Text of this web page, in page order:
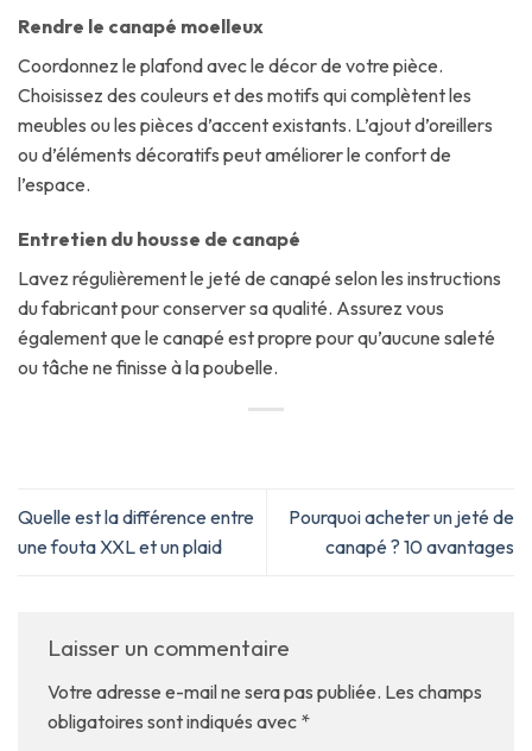
Rendre le canapé moelleux
Coordonnez le plafond avec le décor de votre pièce.
Choisissez des couleurs et des motifs qui complètent les
meubles ou les pièces d’accent existants. L’ajout d’oreillers
ou d’éléments décoratifs peut améliorer le confort de
l’espace.
Entretien du housse de canapé
Lavez régulièrement le jeté de canapé selon les instructions
du fabricant pour conserver sa qualité. Assurez vous
également que le canapé est propre pour qu’aucune saleté
ou tâche ne finisse à la poubelle.
Quelle est la différence entre
une fouta XXL et un plaid
Pourquoi acheter un jeté de
canapé ? 10 avantages
Laisser un commentaire
Votre adresse e-mail ne sera pas publiée. Les champs
obligatoires sont indiqués avec *